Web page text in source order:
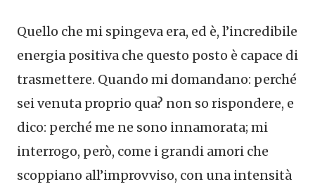
Quello che mi spingeva era, ed è, l’incredibile
energia positiva che questo posto è capace di
trasmettere. Quando mi domandano: perché
sei venuta proprio qua? non so rispondere, e
dico: perché me ne sono innamorata; mi
interrogo, però, come i grandi amori che
scoppiano all’improvviso, con una intensità